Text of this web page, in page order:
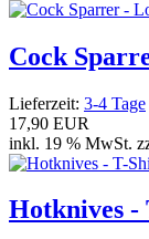
Cock
Lieferzeit: 3-4 Tage
17,90 EUR
inkl. 19 % MwSt.
Hotknives -